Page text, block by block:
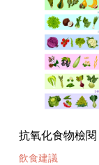
抗氧化食物檢
飲食建議